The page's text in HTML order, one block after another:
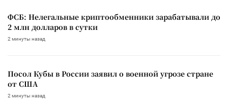
ФСБ: Нелегальные криптообменники зарабатывали до
2 млн долларов в сутки
2 минуты назад
Посол Кубы в России заявил о военной угрозе стране
от США
2 минуты назад